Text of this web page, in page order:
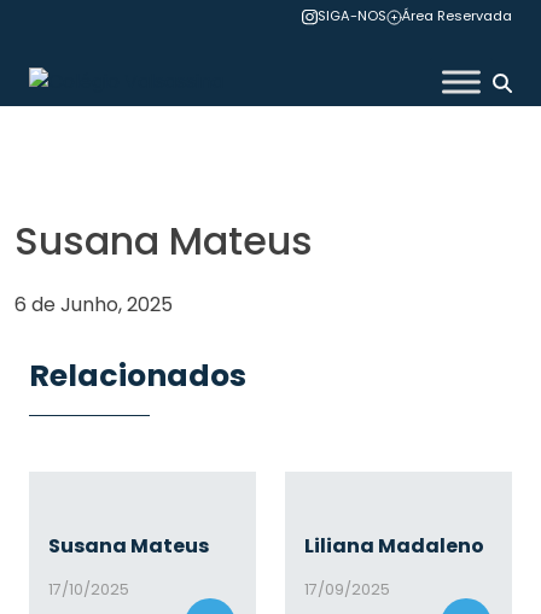
content
SIGA-NOS Área Reservada
Colégio Valsassina
Susana Mateus
6 de Junho, 2025
Relacionados
Susana Mateus
17/10/2025
Liliana Madaleno
17/09/2025